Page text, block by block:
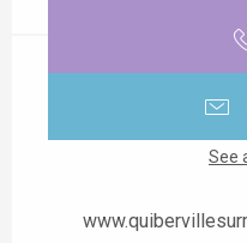
See